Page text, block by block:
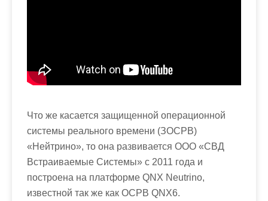
Что же касается защищенной операционной
системы реального времени (ЗОСРВ)
«Нейтрино», то она развивается ООО «СВД
Встраиваемые Системы» с 2011 года и
построена на платформе QNX Neutrino,
известной так же как ОСРВ QNX6.